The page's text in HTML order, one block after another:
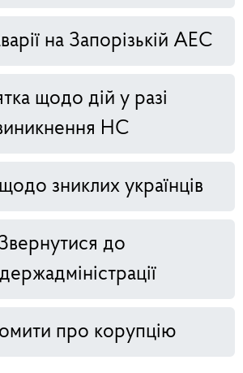
на Запорізькій АЕС
щодо дій у разі
НС
зниклих українців
до
про корупцію